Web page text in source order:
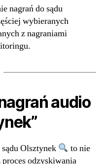
nagrań do sądu
wybieranych
z nagraniami
audio
Olsztynek
to nie
proces odzyskiwania